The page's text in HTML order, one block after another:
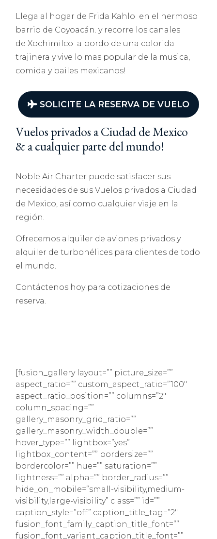
Llega al hogar de Frida Kahlo en el hermoso
barrio de Coyoacán. y recorre los canales
de Xochimilco a bordo de una colorida
trajinera y vive lo mas popular de la musica,
comida y bailes mexicanos!
SOLICITE LA RESERVA DE VUELO
Vuelos privados a Ciudad de Mexico
& a cualquier parte del mundo!
Noble Air Charter puede satisfacer sus
necesidades de sus Vuelos privados a Ciudad
de Mexico, así como cualquier viaje en la
región.
Ofrecemos alquiler de aviones privados y
alquiler de turbohélices para clientes de todo
el mundo.
Contáctenos hoy para cotizaciones de
reserva.
[fusion_gallery layout=”” picture_size=””
aspect_ratio=”” custom_aspect_ratio=”100″
aspect_ratio_position=”” columns=”2″
column_spacing=””
gallery_masonry_grid_ratio=””
gallery_masonry_width_double=””
hover_type=”” lightbox=”yes”
lightbox_content=”” bordersize=””
bordercolor=”” hue=”” saturation=””
lightness=”” alpha=”” border_radius=””
hide_on_mobile=”small-visibility,medium-
visibility,large-visibility” class=”” id=””
caption_style=”off” caption_title_tag=”2″
fusion_font_family_caption_title_font=””
fusion_font_variant_caption_title_font=””